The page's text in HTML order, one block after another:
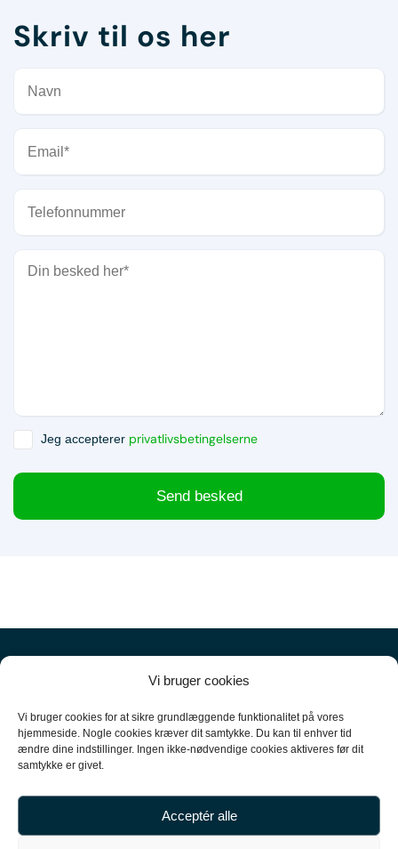
Vi bruger cookies
Vi bruger cookies for at sikre grundlæggende funktionalitet på vores
hjemmeside. Nogle cookies kræver dit samtykke. Du kan til enhver tid
ændre dine indstillinger. Ingen ikke-nødvendige cookies aktiveres før dit
samtykke er givet.
Acceptér alle
Skriv til os her
Jeg accepterer privatlivsbetingelserne
Send besked
+45 61 10 52 10
hello@carpal.dk